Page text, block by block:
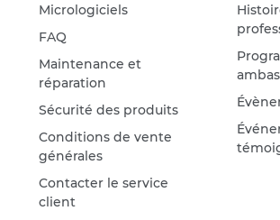
Micrologiciels
FAQ
Maintenance et
réparation
Sécurité des produits
Conditions de vente
générales
Contacter le service
client